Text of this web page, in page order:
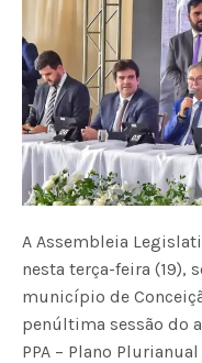
A Assembleia
nesta terça-feira (19),
município de
penúltima sessão do
PPA – Plano